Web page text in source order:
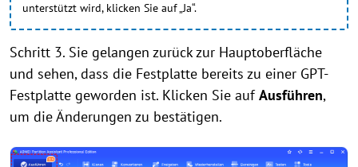
unterstützt wird, klicken Sie auf „Ja“.
Schritt 3. Sie gelangen zurück zur Hauptoberfläche
und sehen, dass die Festplatte bereits zu einer GPT-
Festplatte geworden ist. Klicken Sie aufAusführen,
um die Änderungen zu bestätigen.